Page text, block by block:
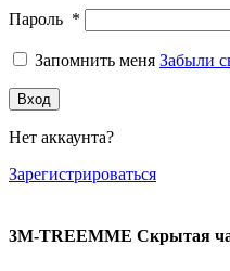
Пароль *
Запомнить меня Забыли
Вход
Нет аккаунта?
Зарегистрироваться
3M-TREEMME Скрытая